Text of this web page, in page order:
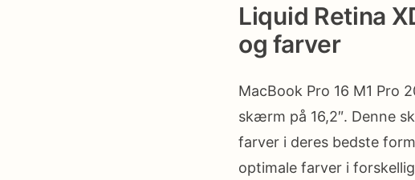
Liquid Retina
og farver
MacBook Pro 16 M1 Pro
skærm på 16,2″. Denne
farver i deres bedste
optimale farver i